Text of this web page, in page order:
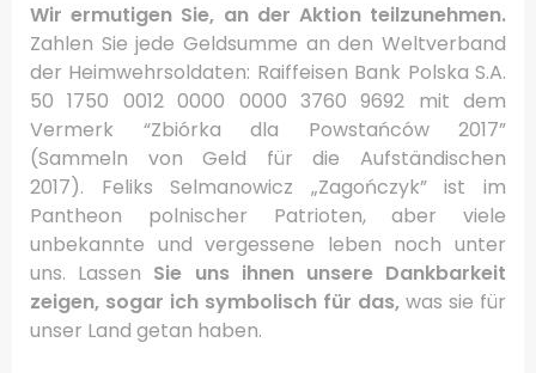
Wir ermutigen Sie, an der Aktion teilzunehmen.
Zahlen Sie jede Geldsumme an den Weltverband
der Heimwehrsoldaten: Raiffeisen Bank Polska S.A.
50 1750 0012 0000 0000 3760 9692 mit dem
Vermerk “Zbiórka dla Powstańców 2017”
(Sammeln von Geld für die Aufständischen
2017). Feliks Selmanowicz „Zagończyk” ist im
Pantheon polnischer Patrioten, aber viele
unbekannte und vergessene leben noch unter
uns. Lassen Sie uns ihnen unsere Dankbarkeit
zeigen, sogar ich symbolisch für das, was sie für
unser Land getan haben.